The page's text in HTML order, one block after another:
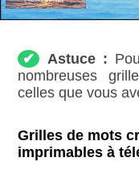
✔ Astuce :
nombreuses
celles que vous
Grilles de mots
imprimables à